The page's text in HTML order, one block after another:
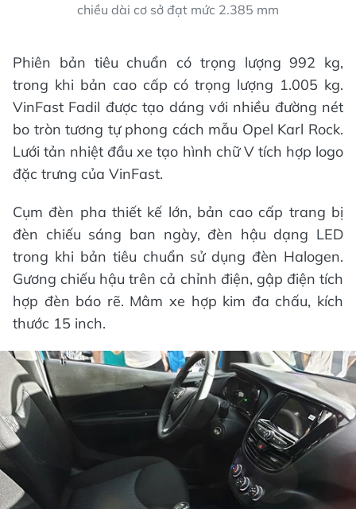
chiều dài cơ sở đạt mức 2.385 mm
Phiên bản tiêu chuẩn có trọng lượng 992 kg,
trong khi bản cao cấp có trọng lượng 1.005 kg.
VinFast Fadil được tạo dáng với nhiều đường nét
bo tròn tương tự phong cách mẫu Opel Karl Rock.
Lưới tản nhiệt đầu xe tạo hình chữ V tích hợp logo
đặc trưng của VinFast.
Cụm đèn pha thiết kế lớn, bản cao cấp trang bị
đèn chiếu sáng ban ngày, đèn hậu dạng LED
trong khi bản tiêu chuẩn sử dụng đèn Halogen.
Gương chiếu hậu trên cả chỉnh điện, gập điện tích
hợp đèn báo rẽ. Mâm xe hợp kim đa chấu, kích
thước 15 inch.